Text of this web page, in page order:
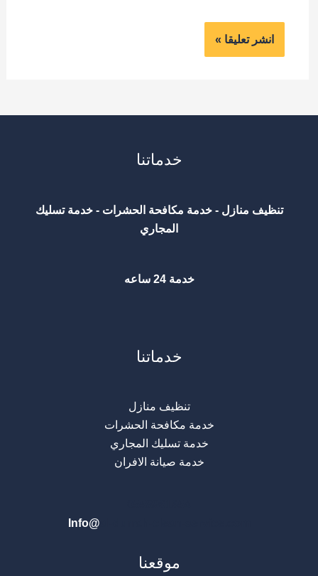
خدماتنا
تنظيف منازل - خدمة مكافحة الحشرات - خدمة تسليك
المجاري
خدمة 24 ساعه
خدماتنا
تنظيف منازل
خدمة مكافحة الحشرات
خدمة تسليك المجاري
خدمة صيانة الافران
Info@
موقعنا